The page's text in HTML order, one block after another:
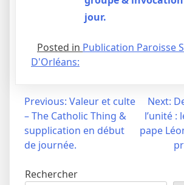
jour.
Posted in Publication Paroisse
D'Orléans:
Navigation
l’article
Previous: Valeur et culte
– The Catholic Thing &
supplication en début
de journée.
Next:
l’unité :
pape
Rechercher